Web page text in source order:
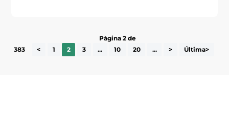
Pàgina 2 de
383
< 1 2 3 ... 10 20 ... > Última>